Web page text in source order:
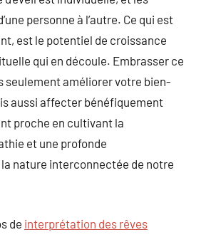
personne à l’autre. Ce qui est
est le potentiel de croissance
qui en découle. Embrasser ce
seulement améliorer votre bien-
aussi affecter bénéfiquement
proche en cultivant la
et une profonde
nature interconnectée de notre
de interprétation des rêves